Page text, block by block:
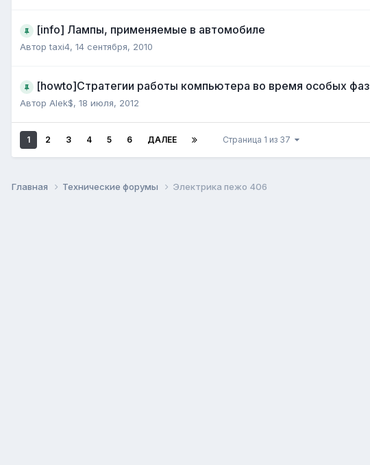
[info] Лампы, применяемые в автомобиле
Авторtaxi4, 14 сентября, 2010
[howto]Стратегии работы компьютера во время особых фаз
Автор Alek$, 18 июля, 2012
1 2 3 4 5 6 ДАЛЕЕ Страница 1 из 37
Главная Технические форумы Электрика пежо 406